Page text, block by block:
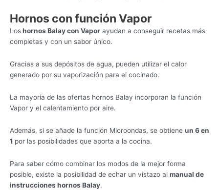
Hornos con función Vapor
Loshornos Balay con Vapor ayudan a conseguir recetas más
completas y con un sabor único.
Gracias a sus depósitos de agua, pueden utilizar el calor
generado por su vaporización para el cocinado.
La mayoría de las ofertas hornos Balay incorporan la función
Vapor y el calentamiento por aire.
Además, si se añade la función Microondas, se obtiene un 6 en
1 por las posibilidades que aporta a la cocina.
Para saber cómo combinar los modos de la mejor forma
posible, existe la posibilidad de echar un vistazo al manual de
instrucciones hornos Balay.